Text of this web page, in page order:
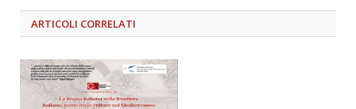
ARTICOLI CORRELATI